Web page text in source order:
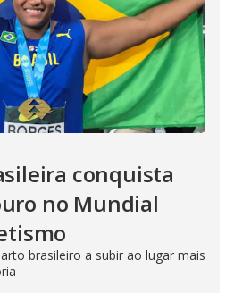
conquista
no Mundial
brasileiro a subir ao lugar mais